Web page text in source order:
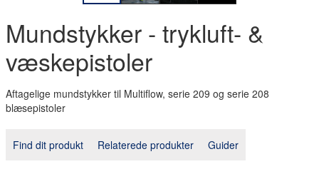
Mundstykker - trykluft- &
væskepistoler
Aftagelige mundstykker til Multiflow, serie 209 og serie 208
blæsepistoler
Find dit produkt Relaterede produkter Guider